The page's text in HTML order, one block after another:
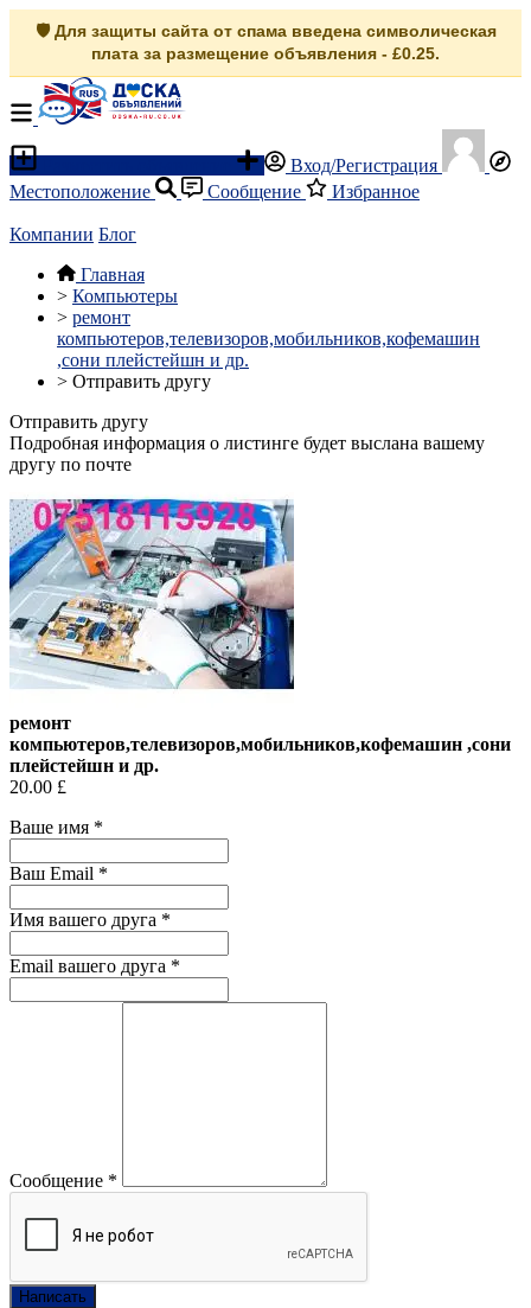
🛡️ Для защиты сайта от спама введена символическая
плата за размещение объявления - £0.25.
Вход/Регистрация
Местоположение
Сообщение Избранное
Компании Блог
Главная
> Компьютеры
> ремонт
компьютеров,телевизоров,мобильников,кофемашин
,сони плейстейшн и др.
> Отправить другу
Отправить другу
Подробная информация о листинге будет выслана вашему
другу по почте
ремонт
компьютеров,телевизоров,мобильников,кофемашин ,сони
плейстейшн и др.
20.00 £
Ваше имя *
Ваш Email *
Имя вашего друга *
Email вашего друга *
Сообщение *
Написать